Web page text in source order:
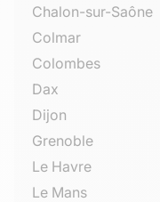
Chalon-sur-Saône
Colmar
Colombes
Dax
Dijon
Grenoble
Le Havre
Le Mans